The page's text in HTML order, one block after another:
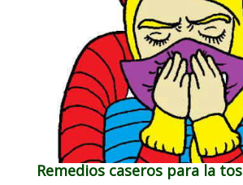
Remedios caseros para la tos